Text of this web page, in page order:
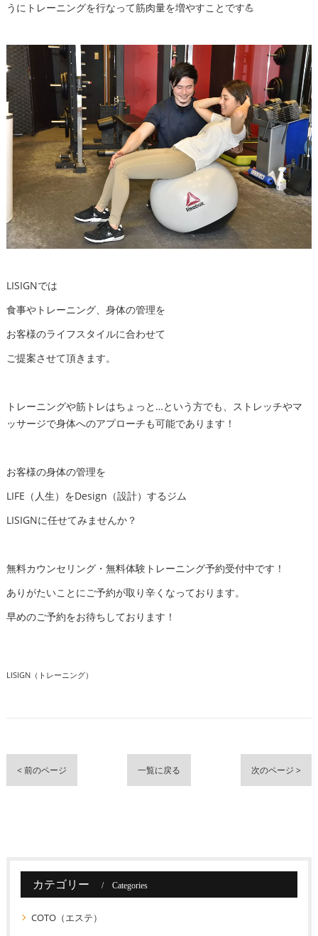
うにトレーニングを行なって筋肉量を増やすことです💪
LISIGNでは
食事やトレーニング、身体の管理を
お客様のライフスタイルに合わせて
ご提案させて頂きます。
トレーニングや筋トレはちょっと…という方でも、ストレッチやマ
ッサージで身体へのアプローチも可能であります！
お客様の身体の管理を
LIFE（人生）をDesign（設計）するジム
LISIGNに任せてみませんか？
無料カウンセリング・無料体験トレーニング予約受付中です！
ありがたいことにご予約が取り辛くなっております。
早めのご予約をお待ちしております！
LISIGN（トレーニング）
< 前のページ 一覧に戻る 次のページ >
カテゴリー Categories
COTO（エステ）